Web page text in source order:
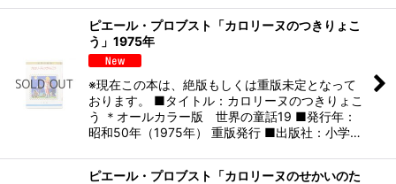
ピエール・プロブスト「カロリーヌのつきりょこ
う」1975年
※現在この本は、絶版もしくは重版未定となって
おります。 ■タイトル：カロリーヌのつきりょこ
う ＊オールカラー版 世界の童話19 ■発行年：
昭和50年（1975年） 重版発行 ■出版社：小学…
ピエール・プロブスト「カロリーヌのせかいのた